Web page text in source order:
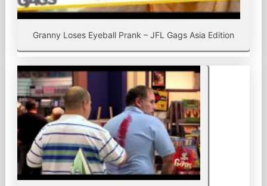
Granny Loses Eyeball Prank – JFL Gags Asia Edition